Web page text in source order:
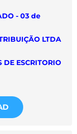
- 03 de
LTDA
DE ESCRITORIO